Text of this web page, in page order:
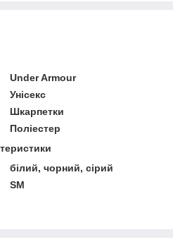
Under Armour
Унісекс
Шкарпетки
Поліестер
білий, чорний, сірий
SM